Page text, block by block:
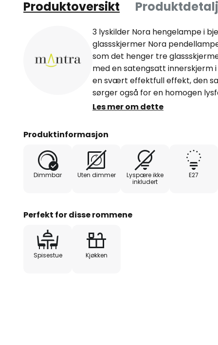
Produktoversikt
3 lyskilder Nora hengelampe i
glassskjermer Nora
som det henger tre
med en satengsatt innerskjerm
en svært effektfull effekt, den
sørger også for en homogen
lyskilder i en lang form er en
fatninger, som kan utstyres
(maks. 20 W).
Les mer om dette
Produktinformasjon
Dimmbar Uten dimmer
Lyspære ikke
inkludert
E27
Perfekt for disse rommene
Spisestue Kjøkken